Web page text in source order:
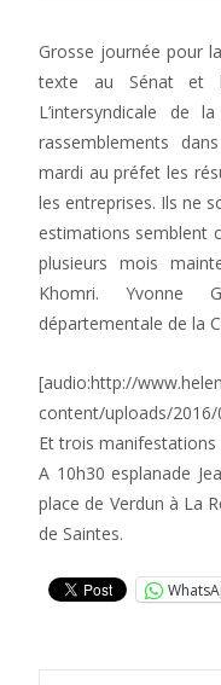
Grosse journée pour
texte au Sénat et
L’intersyndicale de
rassemblements
mardi au préfet les
les entreprises. Ils ne
estimations semblent
plusieurs mois
Khomri. Yvonne
départementale de la
[audio:http://
content/uploads/
Et trois
A 10h30 esplanade
place de Verdun à La
de Saintes.